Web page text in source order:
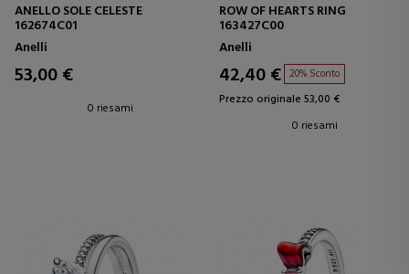
ANELLO SOLE CELESTE
162674C01
Anelli
53,00 €
0 riesami
ROW OF HEARTS RING
163427C00
Anelli
42,40 € 20% Sconto
Prezzo originale 53,00 €
0 riesami